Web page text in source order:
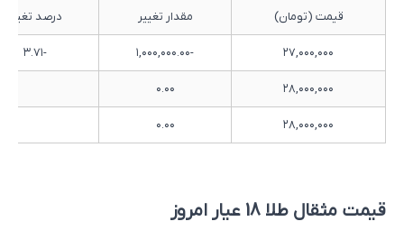
قیمت (تومان) مقدار تغییر درصد تغییر
۲۷,۰۰۰,۰۰۰ -۱,۰۰۰,۰۰۰.۰۰ -۳.۷۱
۲۸,۰۰۰,۰۰۰ ۰.۰۰
۲۸,۰۰۰,۰۰۰ ۰.۰۰
قیمت مثقال طلا 18 عیار امروز